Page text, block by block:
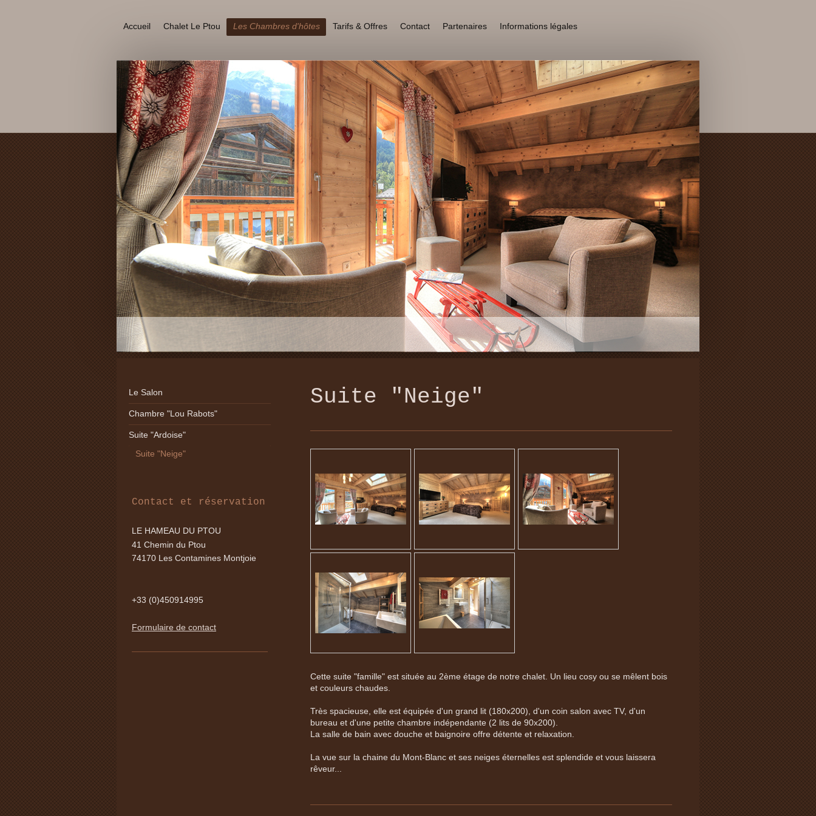
Accueil Chalet Le Ptou Les Chambres d'hôtes Tarifs & Offres Contact Partenaires Informations légales
Suite "Neige"
Cette suite "famille" est située au 2ème étage de notre chalet. Un lieu cosy ou se mêlent bois
et couleurs chaudes.
Très spacieuse, elle est équipée d'un grand lit (180x200), d'un coin salon avec TV, d'un
bureau et d'une petite chambre indépendante (2 lits de 90x200).
La salle de bain avec douche et baignoire offre détente et relaxation.
La vue sur la chaine du Mont-Blanc et ses neiges éternelles est splendide et vous laissera
rêveur...
Le Salon
Chambre "Lou Rabots"
Suite "Ardoise"
Suite "Neige"
Contact et réservation
LE HAMEAU DU PTOU
41 Chemin du Ptou
74170 Les Contamines Montjoie
+33 (0)450914995
Formulaire de contact